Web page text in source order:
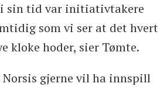
i sin tid var initiativtakere
som vi ser at det hvert
kloke hoder, sier Tømte.
gjerne vil ha innspill